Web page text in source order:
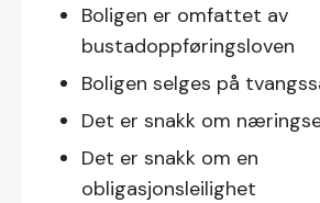
Boligen er omfattet av
bustadoppføringsloven
Boligen selges på
Det er snakk om
Det er snakk om en
obligasjonsleilighet